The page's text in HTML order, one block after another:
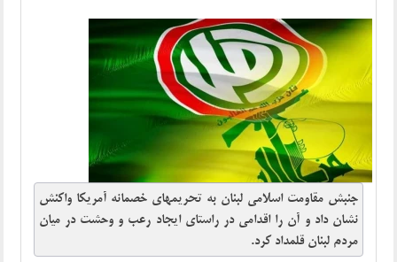
جنبش مقاومت اسلامی لبنان به تحریمهای خصمانه آمریکا واکنش
نشان داد و آن را اقدامی در راستای ایجاد رعب و وحشت در میان
مردم لبنان قلمداد کرد.